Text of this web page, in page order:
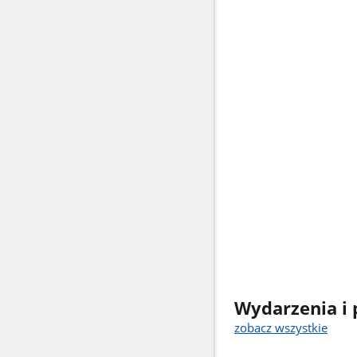
Wydarzenia
zobacz wszystkie